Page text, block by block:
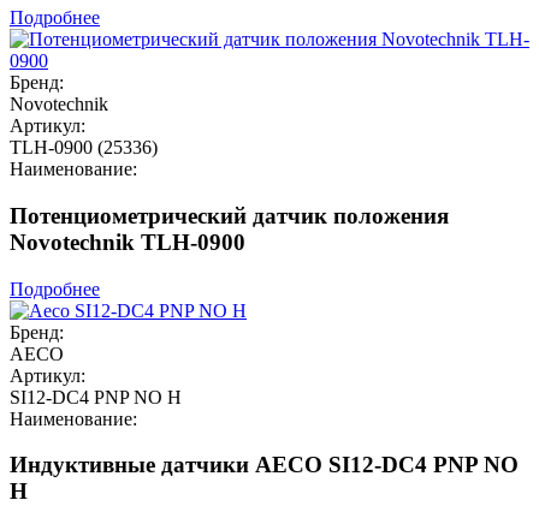
Подробнее
Бренд:
Novotechnik
Артикул:
TLH-0900 (25336)
Наименование:
Потенциометрический датчик положения
Novotechnik TLH-0900
Подробнее
Бренд:
AECO
Артикул:
SI12-DC4 PNP NO H
Наименование:
Индуктивные датчики AECO SI12-DC4 PNP NO
H